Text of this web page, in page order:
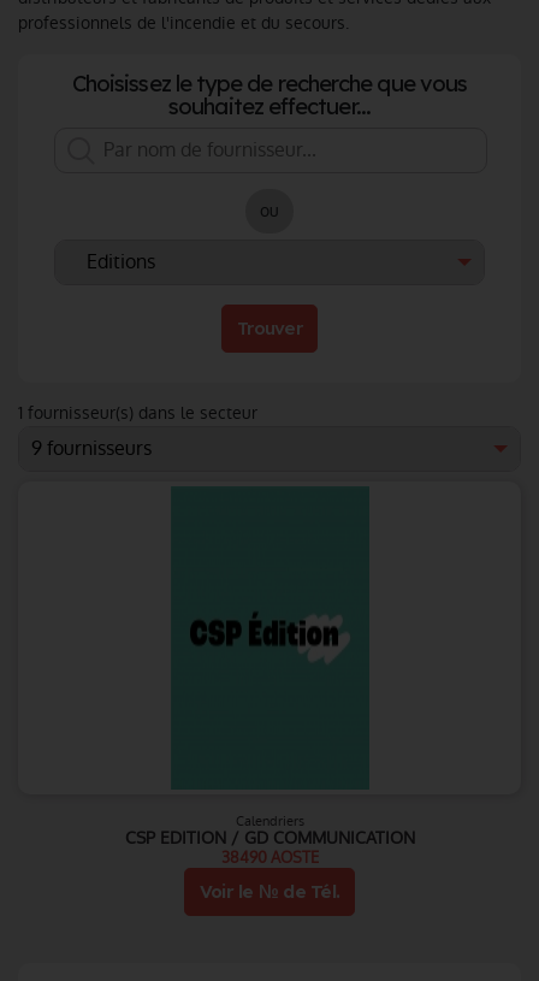
professionnels de l'incendie et du secours.
Choisissez le type de recherche que vous
souhaitez effectuer...
ou
Trouver
1 fournisseur(s) dans le secteur
Calendriers
CSP EDITION / GD COMMUNICATION
38490 AOSTE
Voir le № de Tél.